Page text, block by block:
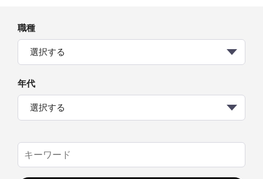
職種
選択する
年代
選択する